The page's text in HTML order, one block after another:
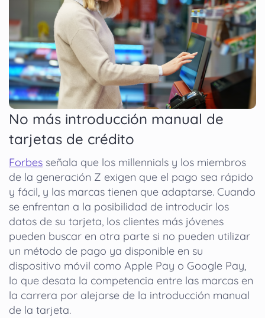
No más introducción manual de
tarjetas de crédito
Forbes señala que los millennials y los miembros
de la generación Z exigen que el pago sea rápido
y fácil, y las marcas tienen que adaptarse. Cuando
se enfrentan a la posibilidad de introducir los
datos de su tarjeta, los clientes más jóvenes
pueden buscar en otra parte si no pueden utilizar
un método de pago ya disponible en su
dispositivo móvil como Apple Pay o Google Pay,
lo que desata la competencia entre las marcas en
la carrera por alejarse de la introducción manual
de la tarjeta.